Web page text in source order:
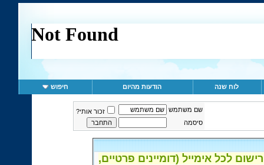
לוח שנה הודעות מהיום חיפוש
שם משתמש
זכור אותי?
סיסמה
לכל אימייל (דומיינים פרטיים,